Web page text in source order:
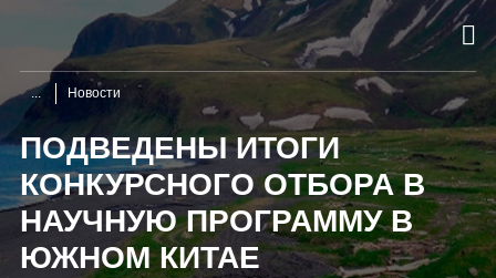
Новости
ПОДВЕДЕНЫ ИТОГИ
КОНКУРСНОГО ОТБОРА В
НАУЧНУЮ ПРОГРАММУ В
ЮЖНОМ КИТАЕ